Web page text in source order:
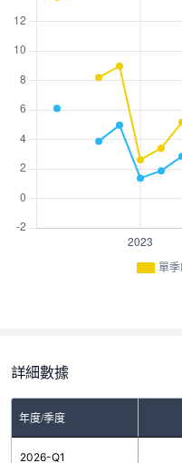
單季
詳細數據
年度/季度
2026-Q1